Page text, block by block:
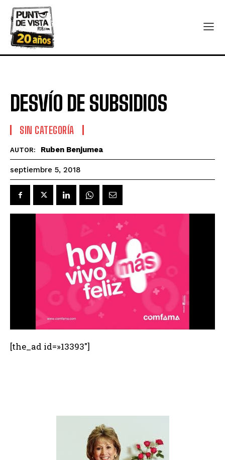
DESVÍO DE SUBSIDIOS
SIN CATEGORÍA
AUTOR: Ruben Benjumea
septiembre 5, 2018
[the_ad id=»13393″]